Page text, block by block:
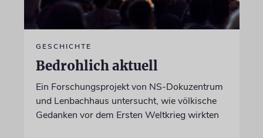
GESCHICHTE
Bedrohlich aktuell
Ein Forschungsprojekt von NS-Dokuzentrum
und Lenbachhaus untersucht, wie völkische
Gedanken vor dem Ersten Weltkrieg wirkten